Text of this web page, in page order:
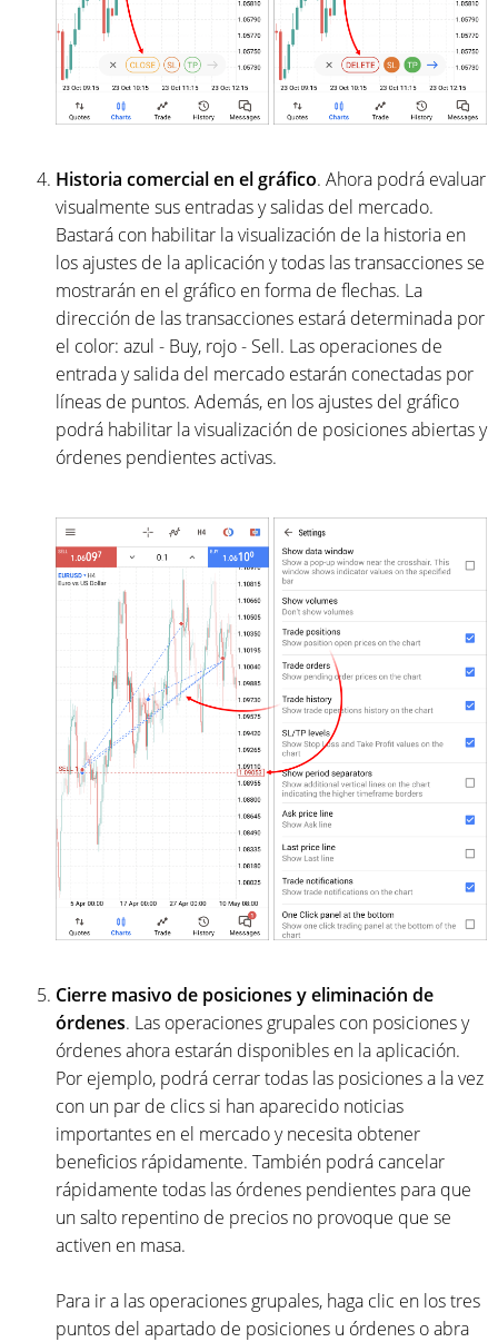
Historia comercial en el gráfico. Ahora podrá evaluar
visualmente sus entradas y salidas del mercado.
Bastará con habilitar la visualización de la historia en
los ajustes de la aplicación y todas las transacciones se
mostrarán en el gráfico en forma de flechas. La
dirección de las transacciones estará determinada por
el color: azul - Buy, rojo - Sell. Las operaciones de
entrada y salida del mercado estarán conectadas por
líneas de puntos. Además, en los ajustes del gráfico
podrá habilitar la visualización de posiciones abiertas y
órdenes pendientes activas.
Cierre masivo de posiciones y eliminación de
órdenes. Las operaciones grupales con posiciones y
órdenes ahora estarán disponibles en la aplicación.
Por ejemplo, podrá cerrar todas las posiciones a la vez
con un par de clics si han aparecido noticias
importantes en el mercado y necesita obtener
beneficios rápidamente. También podrá cancelar
rápidamente todas las órdenes pendientes para que
un salto repentino de precios no provoque que se
activen en masa.
Para ir a las operaciones grupales, haga clic en los tres
puntos del apartado de posiciones u órdenes o abra